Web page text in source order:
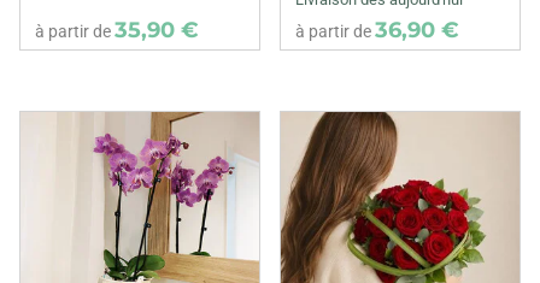
à partir de35,90 € à partir de36,90 €